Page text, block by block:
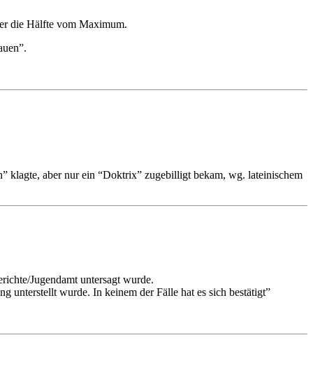
die Hälfte vom Maximum.
klagte, aber nur ein “Doktrix” zugebilligt bekam, wg. lateinischem
Jugendamt untersagt wurde.
unterstellt wurde. In keinem der Fälle hat es sich bestätigt”